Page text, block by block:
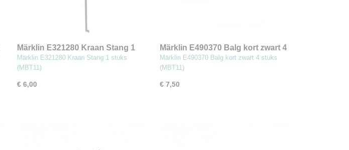
Märklin E321280 Kraan Stang 1
stuks (MBT11)
Märklin E321280 Kraan Stang 1 stuks
(MBT11)
€ 6,00
Märklin E490370 Balg kort zwart 4
stuks (MBT11)
Märklin E490370 Balg kort zwart 4 stuks
(MBT11)
€ 7,50